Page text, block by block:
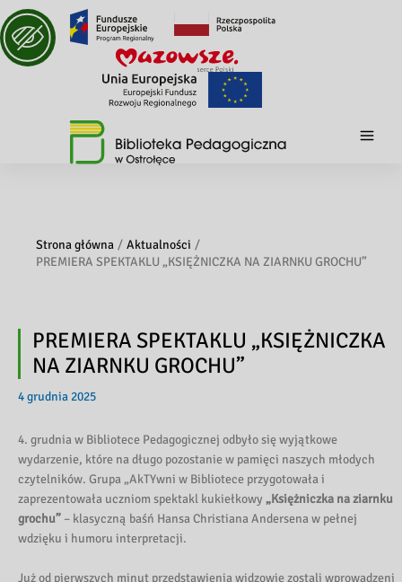
Strona główna
Aktualności
PREMIERA SPEKTAKLU „KSIĘŻNICZKA NA ZIARNKU GROCHU”
PREMIERA SPEKTAKLU „KSIĘŻNICZKA
NA ZIARNKU GROCHU”
4 grudnia 2025
4. grudnia w Bibliotece Pedagogicznej odbyło się wyjątkowe
wydarzenie, które na długo pozostanie w pamięci naszych młodych
czytelników. Grupa „AkTYwni w Bibliotece przygotowała i
zaprezentowała uczniom spektakl kukiełkowy „Księżniczka na ziarnku
grochu” – klasyczną baśń Hansa Christiana Andersena w pełnej
wdzięku i humoru interpretacji.
Już od pierwszych minut przedstawienia widzowie zostali wprowadzeni